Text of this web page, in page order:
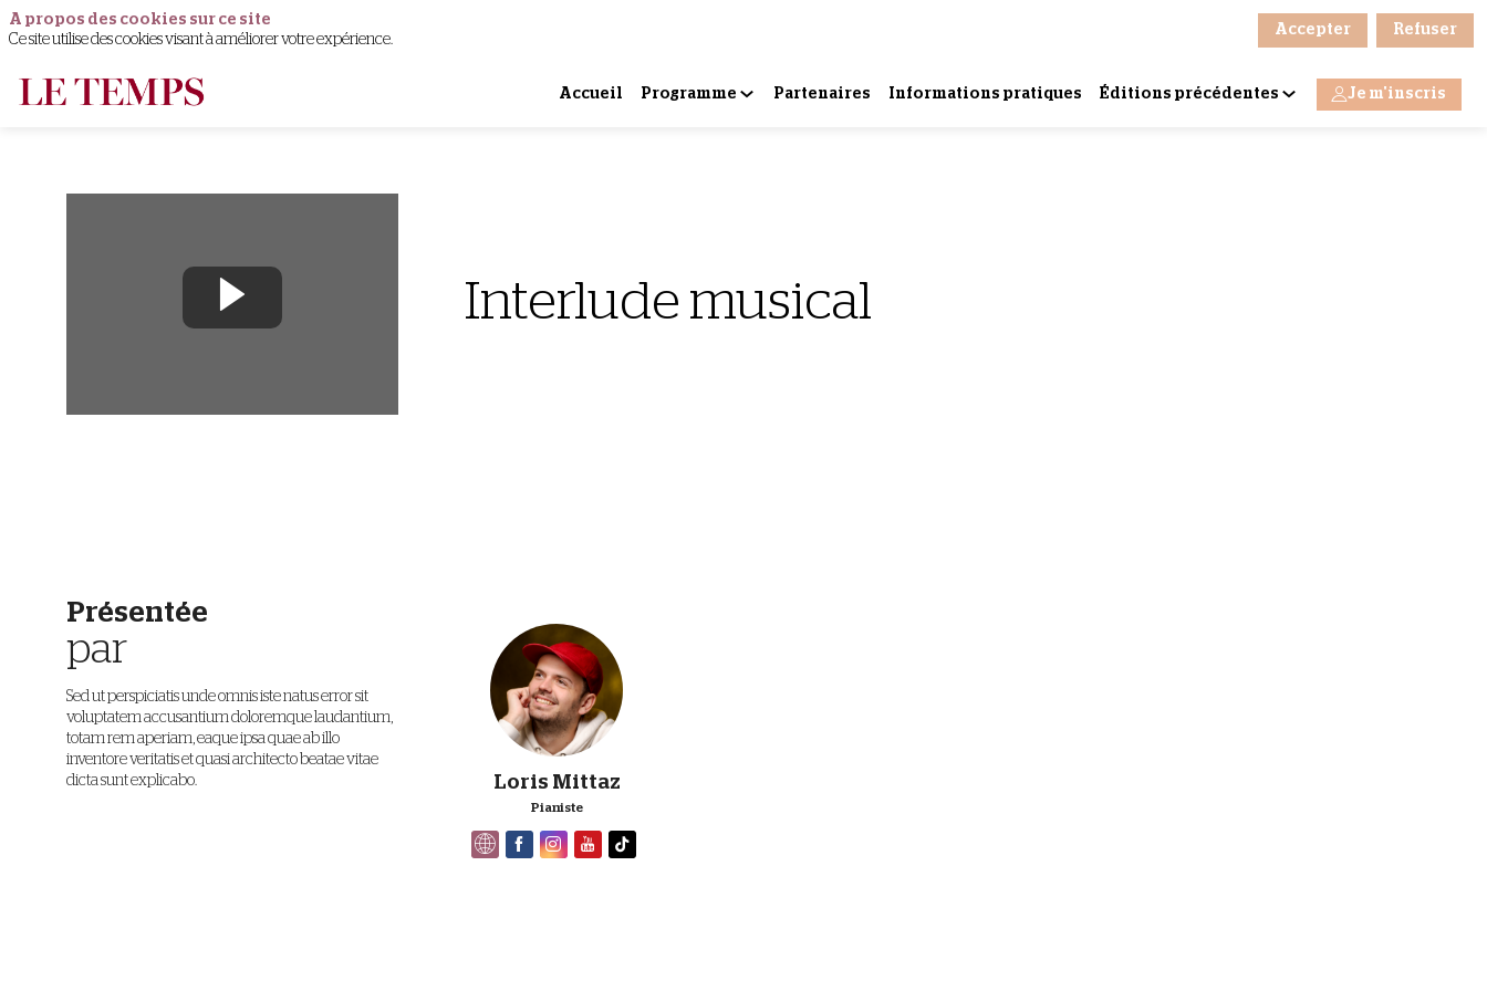
Accueil Programme Partenaires Informations pratiques Éditions précédentes Je m'inscris
Interlude musical
Présentée
par
Sed ut perspiciatis unde omnis iste natus error sit
voluptatem accusantium doloremque laudantium,
totam rem aperiam, eaque ipsa quae ab illo
inventore veritatis et quasi architecto beatae vitae
dicta sunt explicabo.
LM
Loris Mittaz
Pianiste
A propos des cookies sur ce site
Ce site utilise des cookies visant à améliorer votre expérience.
Accepter Refuser